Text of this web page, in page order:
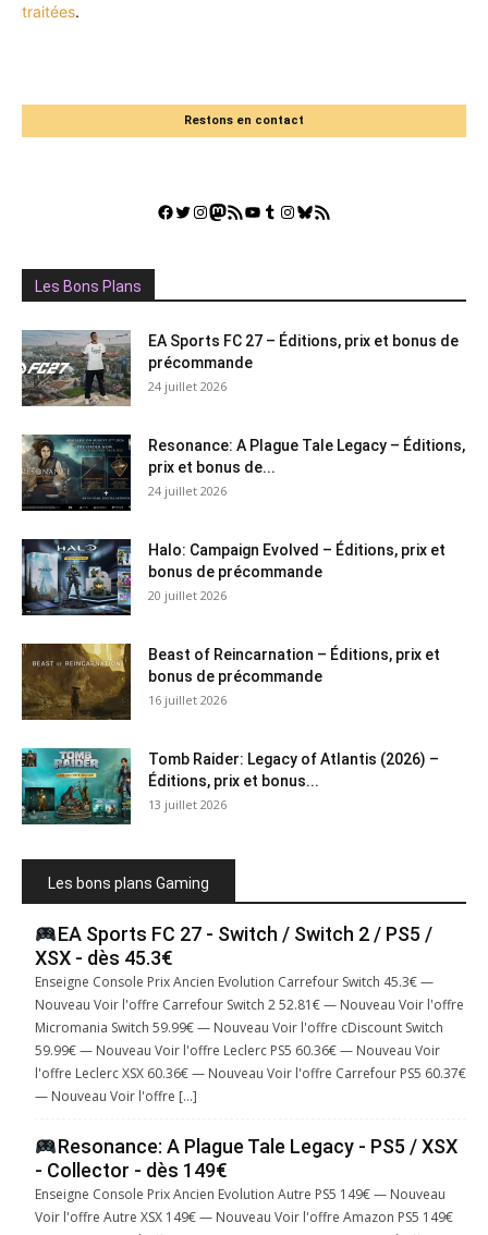
traitées.
Restons en contact
Facebook
Twitter
Instagram
Mastodon
Flux RSSYouTube
Tumblr
Instagram
Bluesky
GestGame
Les Bons Plans
EA Sports FC 27 – Éditions, prix et bonus de
précommande
24 juillet 2026
Resonance: A Plague Tale Legacy – Éditions,
prix et bonus de...
24 juillet 2026
Halo: Campaign Evolved – Éditions, prix et
bonus de précommande
20 juillet 2026
Beast of Reincarnation – Éditions, prix et
bonus de précommande
16 juillet 2026
Tomb Raider: Legacy of Atlantis (2026) –
Éditions, prix et bonus...
13 juillet 2026
Les bons plans Gaming
EA Sports FC 27 - Switch / Switch 2 / PS5 /
XSX - dès 45.3€
Enseigne Console Prix Ancien Evolution Carrefour Switch 45.3€ —
Nouveau Voir l'offre Carrefour Switch 2 52.81€ — Nouveau Voir l'offre
Micromania Switch 59.99€ — Nouveau Voir l'offre cDiscount Switch
59.99€ — Nouveau Voir l'offre Leclerc PS5 60.36€ — Nouveau Voir
l'offre Leclerc XSX 60.36€ — Nouveau Voir l'offre Carrefour PS5 60.37€
— Nouveau Voir l'offre […]
Resonance: A Plague Tale Legacy - PS5 / XSX
- Collector - dès 149€
Enseigne Console Prix Ancien Evolution Autre PS5 149€ — Nouveau
Voir l'offre Autre XSX 149€ — Nouveau Voir l'offre Amazon PS5 149€